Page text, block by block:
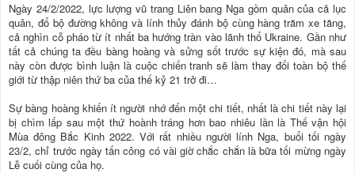
Ngày 24/2/2022, lực lượng vũ trang Liên bang Nga gồm quân của cả lục
quân, đổ bộ đường không và lính thủy đánh bộ cùng hàng trăm xe tăng,
cả nghìn cỗ pháo từ ít nhất ba hướng tràn vào lãnh thổ Ukraine. Gần như
tất cả chúng ta đều bàng hoàng và sửng sốt trước sự kiện đó, mà sau
này còn được bình luận là cuộc chiến tranh sẽ làm thay đổi toàn bộ thế
giới từ thập niên thứ ba của thế kỷ 21 trở đi…
Sự bàng hoàng khiến ít người nhớ đến một chi tiết, nhất là chi tiết này lại
bị chìm lấp sau một thứ hoành tráng hơn bao nhiêu lần là Thế vận hội
Mùa đông Bắc Kinh 2022. Với rất nhiều người lính Nga, buổi tối ngày
23/2, chỉ trước ngày tấn công có vài giờ chắc chắn là bữa tối mừng ngày
Lễ cuối cùng của họ.